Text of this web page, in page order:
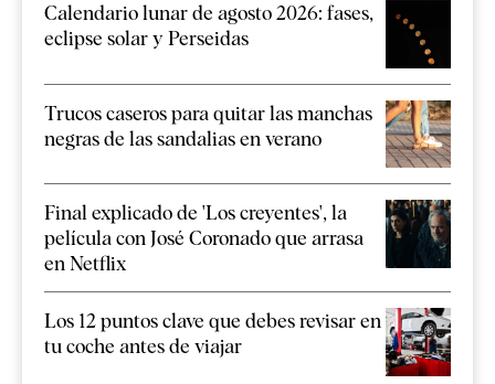
Calendario lunar de agosto 2026: fases,
eclipse solar y Perseidas
Trucos caseros para quitar las manchas
negras de las sandalias en verano
Final explicado de 'Los creyentes', la
película con José Coronado que arrasa
en Netflix
Los 12 puntos clave que debes revisar en
tu coche antes de viajar